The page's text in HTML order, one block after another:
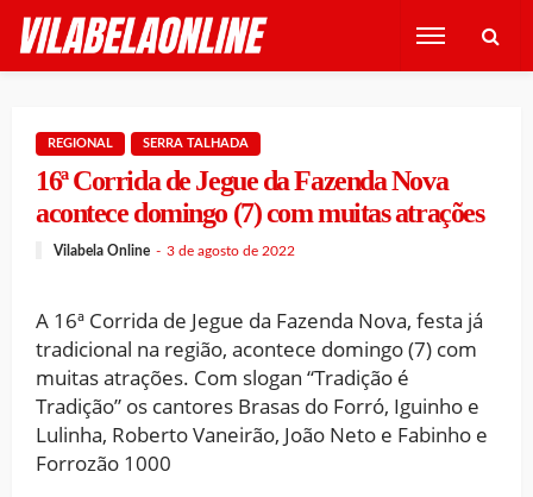
REGIONAL SERRA TALHADA
16ª Corrida de Jegue da Fazenda Nova
acontece domingo (7) com muitas atrações
Vilabela Online 3 de agosto de 2022
A 16ª Corrida de Jegue da Fazenda Nova, festa já
tradicional na região, acontece domingo (7) com
muitas atrações. Com slogan “Tradição é
Tradição” os cantores Brasas do Forró, Iguinho e
Lulinha, Roberto Vaneirão, João Neto e Fabinho e
Forrozão 1000